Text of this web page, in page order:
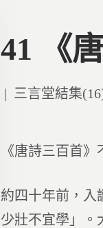
41 《
Posted
三言堂結集
《唐詩三百首》
約四十年前，入
少壯不宜學」。